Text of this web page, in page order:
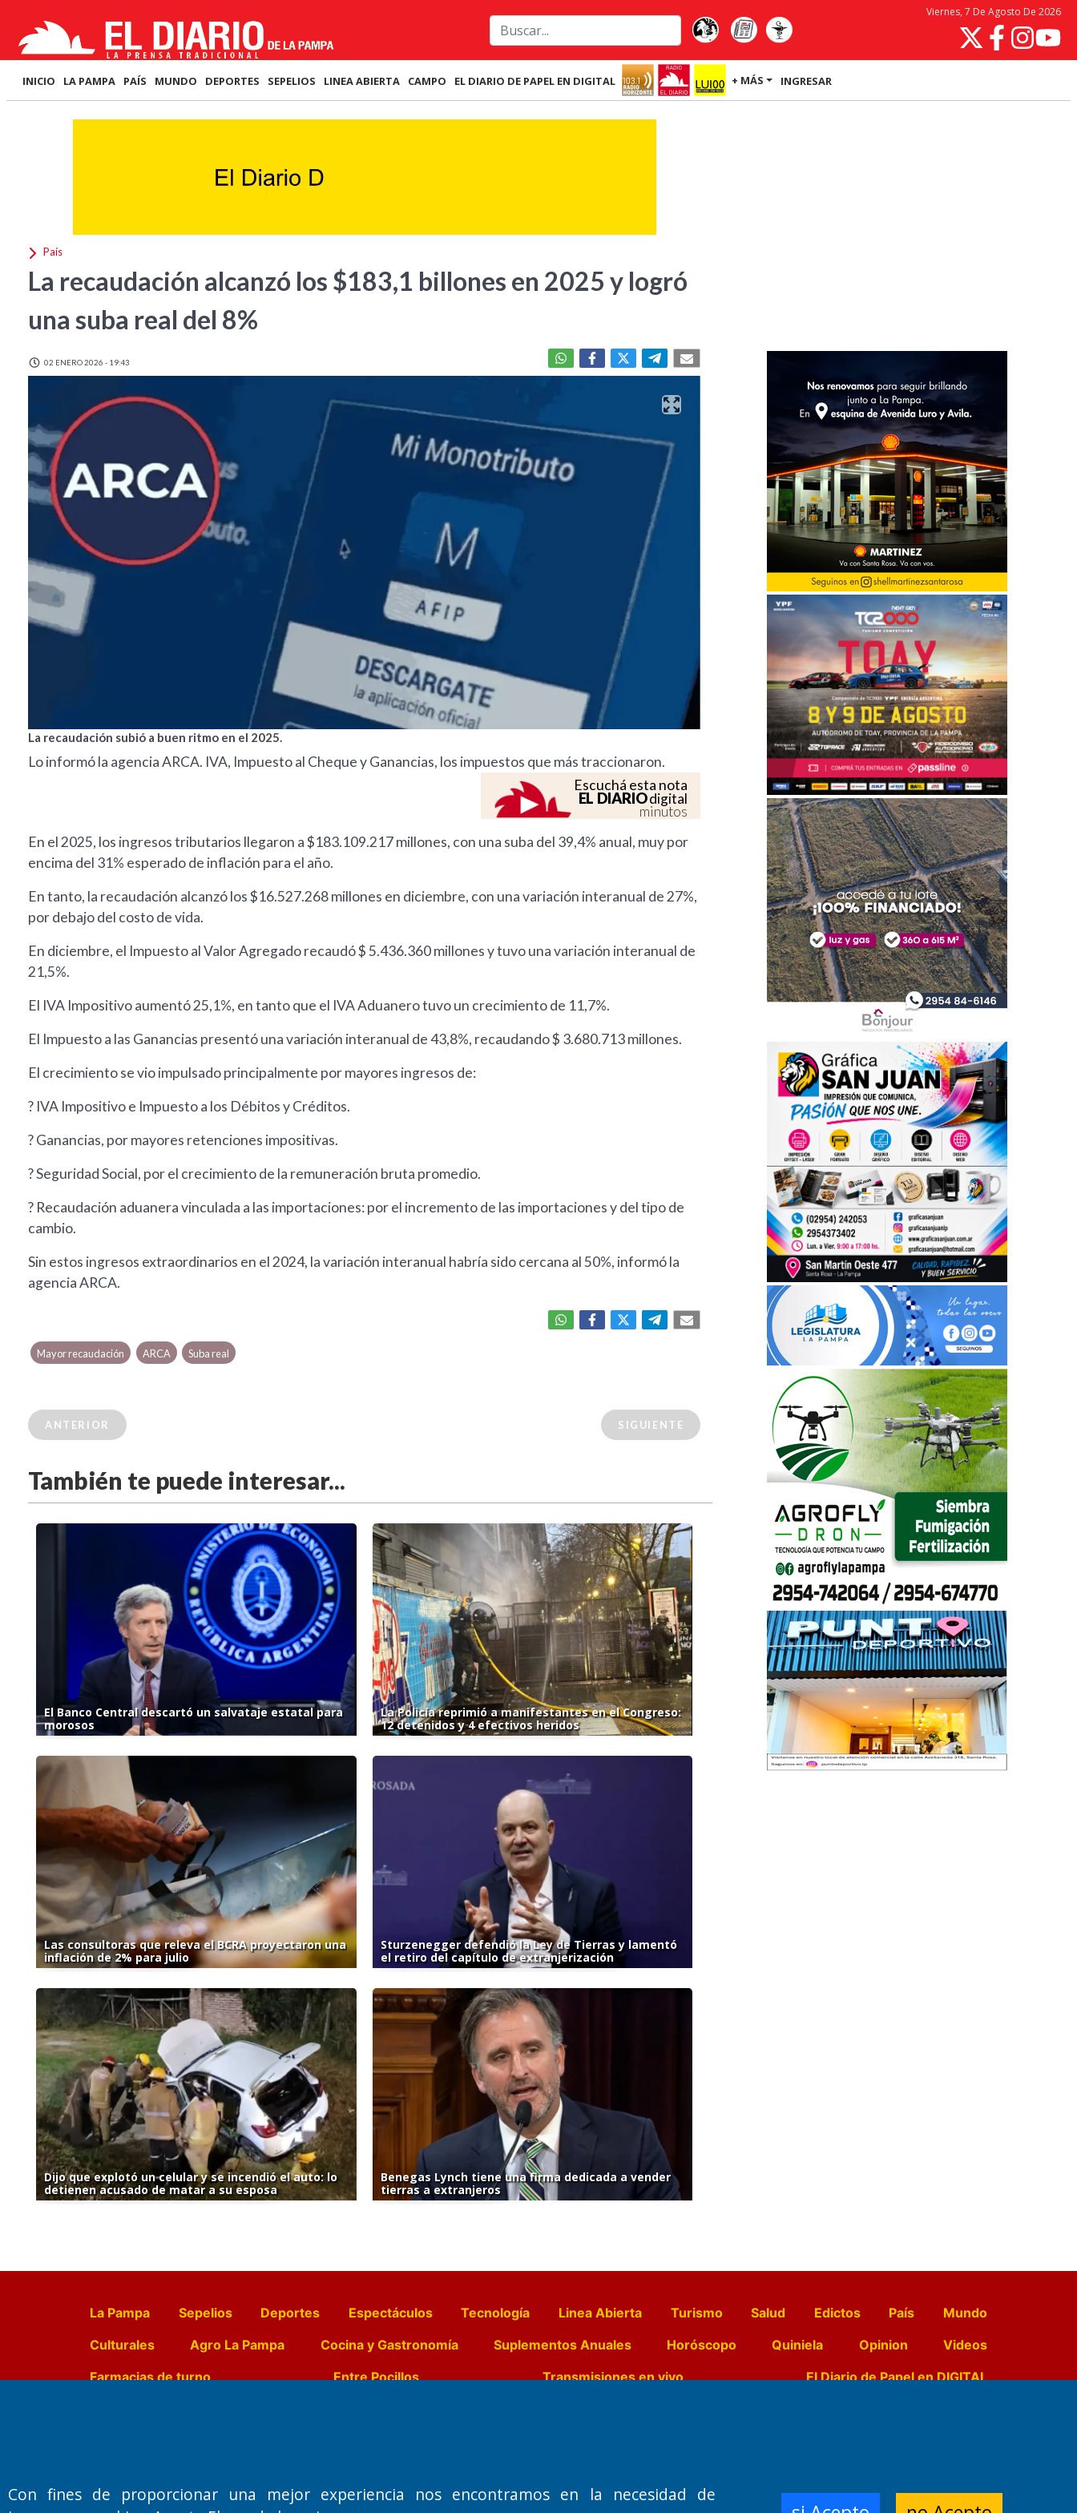
Viernes, 7 De Agosto De 2026
INICIO LA PAMPA PAÍS MUNDO DEPORTES SEPELIOS LINEA ABIERTA CAMPO EL DIARIO DE PAPEL EN DIGITAL + MÁS INGRESAR
País
La recaudación alcanzó los $183,1 billones en 2025 y logró
una suba real del 8%
02 ENERO 2026 - 19:43
La recaudación subió a buen ritmo en el 2025.
Lo informó la agencia ARCA. IVA, Impuesto al Cheque y Ganancias, los impuestos que más traccionaron.
Escuchá esta nota
EL DIARIOdigital
minutos
En el 2025, los ingresos tributarios llegaron a $183.109.217 millones, con una suba del 39,4% anual, muy por
encima del 31% esperado de inflación para el año.
En tanto, la recaudación alcanzó los $16.527.268 millones en diciembre, con una variación interanual de 27%,
por debajo del costo de vida.
En diciembre, el Impuesto al Valor Agregado recaudó $ 5.436.360 millones y tuvo una variación interanual de
21,5%.
El IVA Impositivo aumentó 25,1%, en tanto que el IVA Aduanero tuvo un crecimiento de 11,7%.
El Impuesto a las Ganancias presentó una variación interanual de 43,8%, recaudando $ 3.680.713 millones.
El crecimiento se vio impulsado principalmente por mayores ingresos de:
? IVA Impositivo e Impuesto a los Débitos y Créditos.
? Ganancias, por mayores retenciones impositivas.
? Seguridad Social, por el crecimiento de la remuneración bruta promedio.
? Recaudación aduanera vinculada a las importaciones: por el incremento de las importaciones y del tipo de
cambio.
Sin estos ingresos extraordinarios en el 2024, la variación interanual habría sido cercana al 50%, informó la
agencia ARCA.
Mayor recaudación ARCA Suba real
ANTERIOR SIGUIENTE
También te puede interesar...
El Banco Central descartó un salvataje estatal para
morosos
La Policía reprimió a manifestantes en el Congreso:
12 detenidos y 4 efectivos heridos
Las consultoras que releva el BCRA proyectaron una
inflación de 2% para julio
Sturzenegger defendió la Ley de Tierras y lamentó
el retiro del capítulo de extranjerización
Dijo que explotó un celular y se incendió el auto: lo
detienen acusado de matar a su esposa
Benegas Lynch tiene una firma dedicada a vender
tierras a extranjeros
La Pampa Sepelios Deportes Espectáculos Tecnología Linea Abierta Turismo Salud Edictos País
Mundo
Culturales
Agro La Pampa Cocina y Gastronomía Suplementos Anuales Horóscopo Quiniela Opinion
Videos
Farmacias de turno
Entre Pocillos Transmisiones en vivo El Diario de Papel en DIGITAL
Primera edición: Domingo 3 de Mayo de 1992
Miembro de ADIRA,ADEPA y CPPAL
Santa Rosa, La Pampa.
Número de Registro DNDA:
Dr. Jorge Ricardo Nemesio
Redacción, Administración,
Con fines de proporcionar una mejor experiencia nos encontramos en la necesidad de